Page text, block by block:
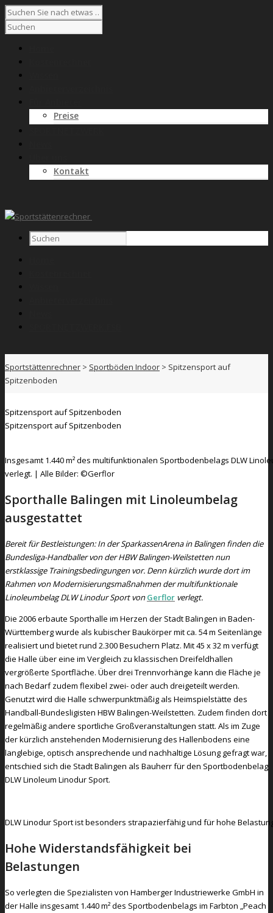
Preise
Kontakt
Sportstättenrechner > Sportböden Indoor > Spitzensport auf
Spitzenboden
Spitzensport auf Spitzenboden
Spitzensport auf Spitzenboden
Insgesamt 1.440 m² des multifunktionalen Sportbodenbelags DLW
verlegt. | Alle Bilder: ©Gerflor
Sporthalle Balingen mit Linoleumbelag
ausgestattet
Bereit für Bestleistungen: In der SparkassenArena in Balingen finden die
Bundesliga-Handballer von der HBW Balingen-Weilstetten nun
erstklassige Trainingsbedingungen vor. Denn kürzlich wurde dort im
Rahmen von Modernisierungsmaßnahmen der multifunktionale
Linoleumbelag DLW Linodur Sport vonGerflor verlegt.
Die 2006 erbaute Sporthalle im Herzen der Stadt Balingen in Baden-
Württemberg wurde als kubischer Baukörper mit ca. 54 m Seitenlänge
realisiert und bietet rund 2.300 Besuchern Platz. Mit 45 x 32 m verfügt
die Halle über eine im Vergleich zu klassischen Dreifeldhallen
vergrößerte Sportfläche. Über drei Trennvorhänge kann die Fläche je
nach Bedarf zudem flexibel zwei- oder auch dreigeteilt werden.
Genutzt wird die Halle schwerpunktmäßig als Heimspielstätte des
Handball-Bundesligisten HBW Balingen-Weilstetten. Zudem finden dort
regelmäßig andere sportliche Großveranstaltungen statt. Als im Zuge
der kürzlich anstehenden Modernisierung des Hallenbodens eine
langlebige, optisch ansprechende und nachhaltige Lösung gefragt war,
entschied sich die Stadt Balingen als Bauherr für den Sportbodenbelag
DLW Linoleum Linodur Sport.
DLW Linodur Sport ist besonders strapazierfähig und für hohe
Hohe Widerstandsfähigkeit bei
Belastungen
So verlegten die Spezialisten von Hamberger Industriewerke GmbH in
der Halle insgesamt 1.440 m² des Sportbodenbelags im Farbton „Peach